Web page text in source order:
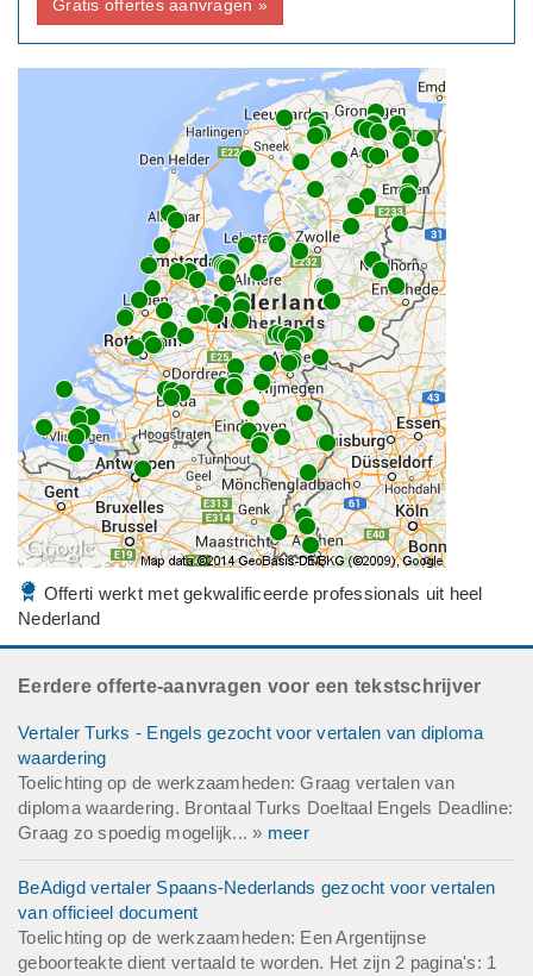
Gratis offertes aanvragen »
Offerti werkt met gekwalificeerde professionals uit heel
Nederland
Eerdere offerte-aanvragen voor een tekstschrijver
Vertaler Turks - Engels gezocht voor vertalen van diploma
waardering
Toelichting op de werkzaamheden: Graag vertalen van
diploma waardering. Brontaal Turks Doeltaal Engels Deadline:
Graag zo spoedig mogelijk... » meer
BeAdigd vertaler Spaans-Nederlands gezocht voor vertalen
van officieel document
Toelichting op de werkzaamheden: Een Argentijnse
geboorteakte dient vertaald te worden. Het zijn 2 pagina's: 1